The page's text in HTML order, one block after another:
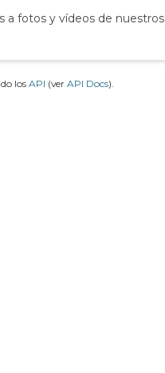
a fotos y vídeos de nuestros
los API (ver API Docs).